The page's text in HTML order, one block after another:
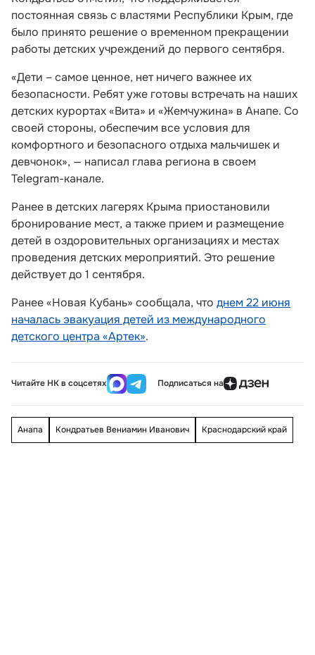
постоянная связь с властями Республики Крым, где
было принято решение о временном прекращении
работы детских учреждений до первого сентября.
«Дети – самое ценное, нет ничего важнее их
безопасности. Ребят уже готовы встречать на наших
детских курортах «Вита» и «Жемчужина» в Анапе. Со
своей стороны, обеспечим все условия для
комфортного и безопасного отдыха мальчишек и
девчонок», — написал глава региона в своем
Telegram-канале.
Ранее в детских лагерях Крыма приостановили
бронирование мест, а также прием и размещение
детей в оздоровительных организациях и местах
проведения детских мероприятий. Это решение
действует до 1 сентября.
Ранее «Новая Кубань» сообщала, что днем 22 июня
началась эвакуация детей из международного
детского центра «Артек».
Читайте НК в соцсетях Подписаться на
Анапа Кондратьев Вениамин Иванович Краснодарский край